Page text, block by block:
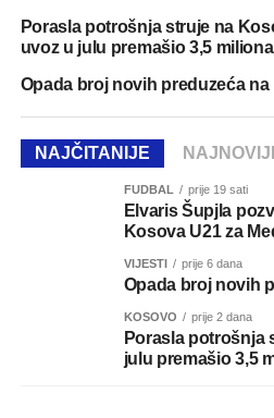
Porasla potrošnja struje na
uvoz u julu premašio 3,5
Opada broj novih preduzeća
NAJČITANIJE
FUDBAL prije 19 sati
Elvaris Šupjla
Kosova U21 za
VIJESTI prije 6 dana
Opada broj novih
KOSOVO prije 2 dana
Porasla potrošnja
julu premašio 3,5